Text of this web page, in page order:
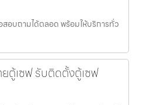
อบถามได้ตลอด พร้อมให้บริการทั่ว
ตู้เซฟ รับติดตั้งตู้เซฟ